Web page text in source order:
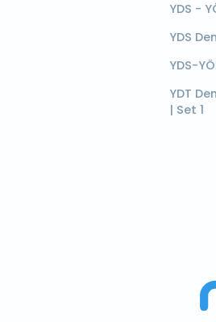
YDS -
YDS
YDS-
YDT
| Set 1